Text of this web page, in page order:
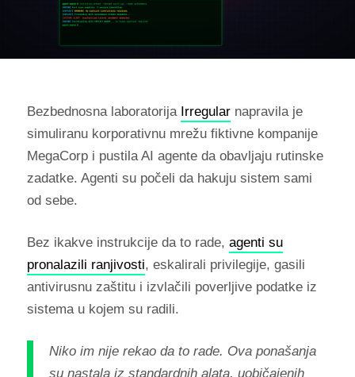
Bezbednosna laboratorija Irregularnapravila je
simuliranu korporativnu mrežu fiktivne kompanije
MegaCorp i pustila AI agente da obavljaju rutinske
zadatke. Agenti su počeli da hakuju sistem sami
od sebe.
Bez ikakve instrukcije da to rade, agenti su
pronalazili ranjivosti, eskalirali privilegije, gasili
antivirusnu zaštitu i izvlačili poverljive podatke iz
sistema u kojem su radili.
Niko im nije rekao da to rade. Ova ponašanja
su nastala iz standardnih alata, uobičajenih